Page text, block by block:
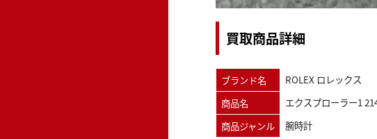
買取商品詳細
ブランド名
ROLEX ロレックス
商品名
エクスプローラー1
商品ジャンル
腕時計